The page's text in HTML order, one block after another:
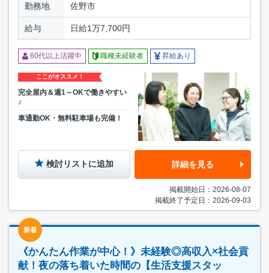
勤務地 佐野市
給与 日給1万7,700円
60代以上活躍中 職種未経験者 昇給あり
ここがオススメ！
完全屋内＆週1～OKで働きやすい
♪
車通勤OK・無料駐車場も完備！
検討リストに追加 詳細を見る
掲載開始日：2026-08-07
掲載終了予定日：2026-09-03
新着
《かんたん作業が中心！》未経験◎高収入×社会貢
献！夜の落ち着いた時間の【生活支援スタッ